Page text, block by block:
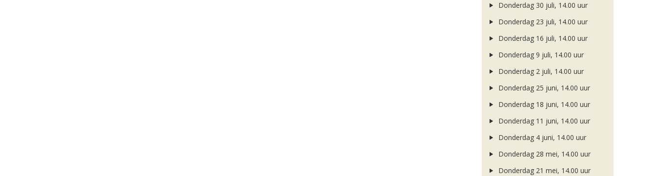
Donderdag 30 juli, 14.00 uur
Donderdag 23 juli, 14.00 uur
Donderdag 16 juli, 14.00 uur
Donderdag 9 juli, 14.00 uur
Donderdag 2 juli, 14.00 uur
Donderdag 25 juni, 14.00 uur
Donderdag 18 juni, 14.00 uur
Donderdag 11 juni, 14.00 uur
Donderdag 4 juni, 14.00 uur
Donderdag 28 mei, 14.00 uur
Donderdag 21 mei, 14.00 uur